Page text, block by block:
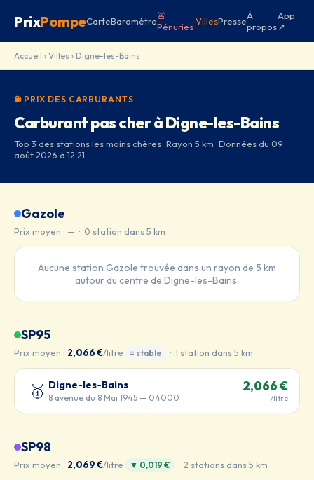
PrixPompeCarteBaromètre🚨
Pénuries VillesPresseÀ
propos
App
↗
Accueil › Villes › Digne-les-Bains
⛽ PRIX DES CARBURANTS
Carburant pas cher à Digne-les-Bains
Top 3 des stations les moins chères · Rayon 5 km · Données du 09
août 2026 à 12:21
Gazole
Prix moyen : — · 0 station dans 5 km
Aucune station Gazole trouvée dans un rayon de 5 km
autour du centre de Digne-les-Bains.
SP95
Prix moyen : 2,066 €/litre = stable · 1 station dans 5 km
🥇 Digne-les-Bains
8 avenue du 8 Mai 1945 — 04000
2,066 €
/litre
SP98
Prix moyen : 2,069 €/litre ▼ 0,019 € · 2 stations dans 5 km